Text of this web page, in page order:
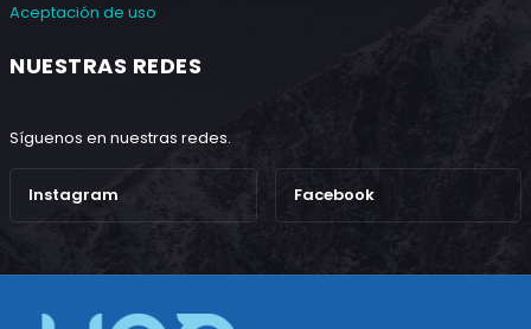
Aceptación de uso
NUESTRAS REDES
Síguenos en nuestras redes.
Instagram Facebook